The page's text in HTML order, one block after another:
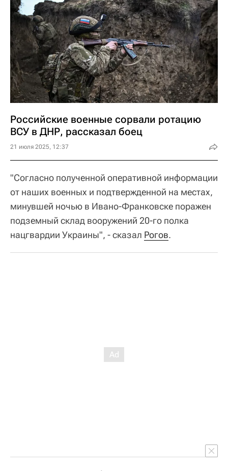
Российские военные сорвали ротацию
ВСУ в ДНР, рассказал боец
21 июля 2025, 12:37
"Согласно полученной оперативной информации
от наших военных и подтвержденной на местах,
минувшей ночью в Ивано-Франковске поражен
подземный склад вооружений 20-го полка
нацгвардии Украины", - сказал Рогов.